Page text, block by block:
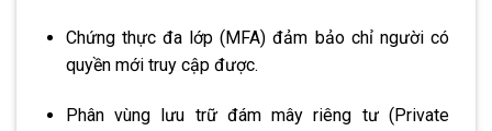
Chứng thực đa lớp (MFA) đảm bảo chỉ người có
quyền mới truy cập được.
Phân vùng lưu trữ đám mây riêng tư (Private